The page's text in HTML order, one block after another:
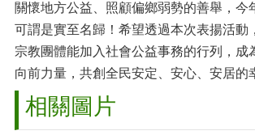
關懷地方公益、照顧偏鄉弱勢的善舉，今
可謂是實至名歸！希望透過本次表揚活動
宗教團體能加入社會公益事務的行列，成
向前力量，共創全民安定、安心、安居的
相關圖片